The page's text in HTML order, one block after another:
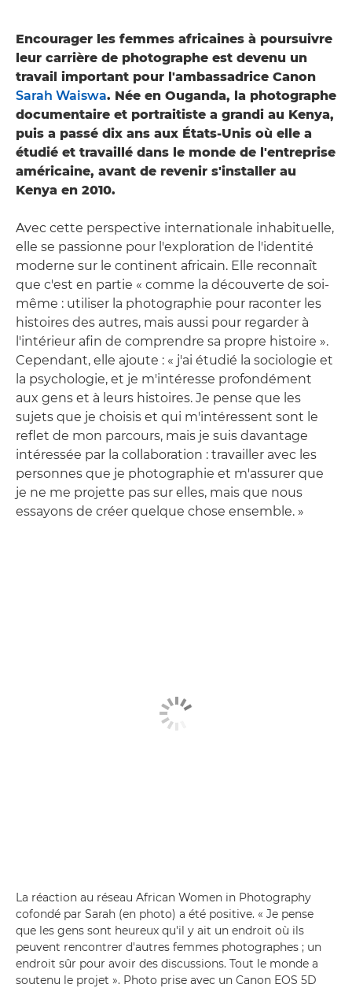
Encourager les femmes africaines à poursuivre
leur carrière de photographe est devenu un
travail important pour l'ambassadrice Canon
Sarah Waiswa. Née en Ouganda, la photographe
documentaire et portraitiste a grandi au Kenya,
puis a passé dix ans aux États-Unis où elle a
étudié et travaillé dans le monde de l'entreprise
américaine, avant de revenir s'installer au
Kenya en 2010.
Avec cette perspective internationale inhabituelle,
elle se passionne pour l'exploration de l'identité
moderne sur le continent africain. Elle reconnaît
que c'est en partie « comme la découverte de soi-
même : utiliser la photographie pour raconter les
histoires des autres, mais aussi pour regarder à
l'intérieur afin de comprendre sa propre histoire ».
Cependant, elle ajoute : « j'ai étudié la sociologie et
la psychologie, et je m'intéresse profondément
aux gens et à leurs histoires. Je pense que les
sujets que je choisis et qui m'intéressent sont le
reflet de mon parcours, mais je suis davantage
intéressée par la collaboration : travailler avec les
personnes que je photographie et m'assurer que
je ne me projette pas sur elles, mais que nous
essayons de créer quelque chose ensemble. »
La réaction au réseau African Women in Photography
cofondé par Sarah (en photo) a été positive. « Je pense
que les gens sont heureux qu'il y ait un endroit où ils
peuvent rencontrer d'autres femmes photographes ; un
endroit sûr pour avoir des discussions. Tout le monde a
soutenu le projet ». Photo prise avec un Canon EOS 5D